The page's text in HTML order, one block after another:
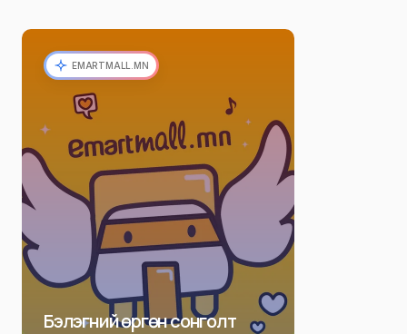
EMARTMALL.MN
Бэлэгний өргөн сонголт